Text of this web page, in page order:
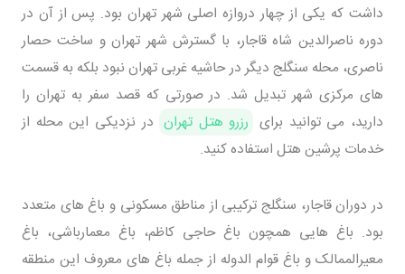
داشت که یکی از چهار دروازه اصلی شهر تهران بود. پس از آن در
دوره ناصرالدین شاه قاجار، با گسترش شهر تهران و ساخت حصار
ناصری، محله سنگلج دیگر در حاشیه غربی تهران نبود بلکه به قسمت‌
های مرکزی شهر تبدیل شد. در صورتی که قصد سفر به تهران را
دارید، می‌ توانید برای رزرو هتل تهران در نزدیکی این محله از
خدمات پرشین هتل استفاده کنید.
در دوران قاجار، سنگلج ترکیبی از مناطق مسکونی و باغ‌ های متعدد
بود. باغ‌ هایی همچون باغ حاجی کاظم، باغ معمارباشی، باغ
معیرالممالک و باغ قوام‌ الدوله از جمله باغ‌ های معروف این منطقه